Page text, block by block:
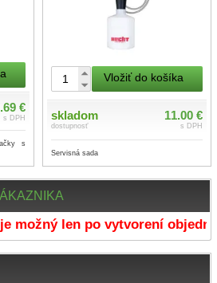
možný len po vytvorení
€
s DPH
s
Vložiť do košíka
skladom
dostupnosť
11.00 €
s DPH
Servisná sada